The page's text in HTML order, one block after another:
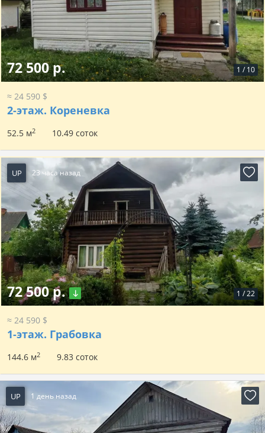
1 / 10
72 500 р.
≈ 24 590 $
2-этаж. Кореневка
52.5 м2 10.49 соток
UP 23 часа назад
1 /22
72 500 р.
≈ 24 590 $
1-этаж. Грабовка
144.6 м2 9.83 соток
UP 1 день назад